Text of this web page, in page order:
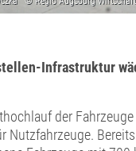
Infrastruktur
der
Nutzfahrzeuge.